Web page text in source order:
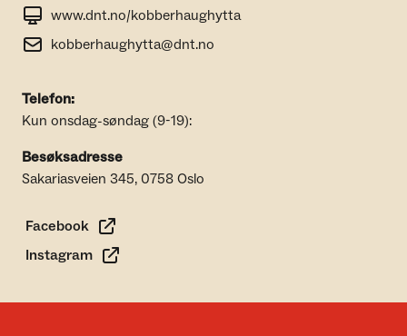
www.dnt.no/kobberhaughytta
kobberhaughytta@dnt.no
Telefon:
Kun onsdag-søndag (9-19):
Besøksadresse
Sakariasveien 345, 0758 Oslo
Facebook
Instagram